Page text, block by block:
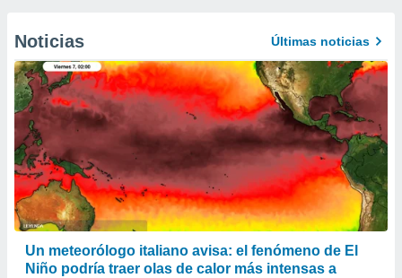
Noticias Últimas noticias
Un meteorólogo italiano avisa: el fenómeno de El
Niño podría traer olas de calor más intensas a